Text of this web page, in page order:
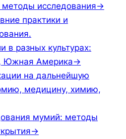
методы исследования→
практики и
в разных культурах:
Южная Америка→
на дальнейшую
медицину, химию,
мумий: методы